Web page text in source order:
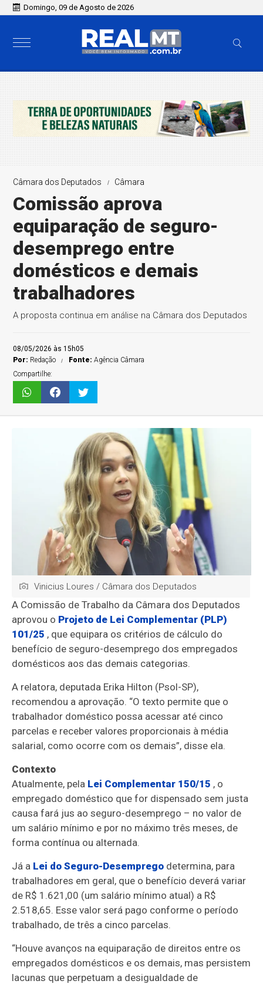
Domingo, 09 de Agosto de 2026
Câmara dos Deputados Câmara
Comissão aprova
equiparação de seguro-
desemprego entre
domésticos e demais
trabalhadores
A proposta continua em análise na Câmara dos Deputados
08/05/2026 às 15h05
Por: Redação Fonte:Agência Câmara
Compartilhe:
Vinicius Loures / Câmara dos Deputados
A Comissão de Trabalho da Câmara dos Deputados
aprovou o Projeto de Lei Complementar (PLP)
101/25 , que equipara os critérios de cálculo do
benefício de seguro-desemprego dos empregados
domésticos aos das demais categorias.
A relatora, deputada Erika Hilton (Psol-SP),
recomendou a aprovação. “O texto permite que o
trabalhador doméstico possa acessar até cinco
parcelas e receber valores proporcionais à média
salarial, como ocorre com os demais”, disse ela.
Contexto
Atualmente, pela Lei Complementar 150/15 , o
empregado doméstico que for dispensado sem justa
causa fará jus ao seguro-desemprego – no valor de
um salário mínimo e por no máximo três meses, de
forma contínua ou alternada.
Já a Lei do Seguro-Desemprego determina, para
trabalhadores em geral, que o benefício deverá variar
de R$ 1.621,00 (um salário mínimo atual) a R$
2.518,65. Esse valor será pago conforme o período
trabalhado, de três a cinco parcelas.
“Houve avanços na equiparação de direitos entre os
empregados domésticos e os demais, mas persistem
lacunas que perpetuam a desigualdade de